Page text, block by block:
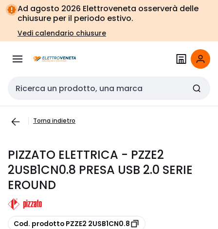
Vai alla
navigazione
Vai
alla
pagina
Ad agosto 2026 Elettroveneta osserverà delle
chiusure per il periodo estivo.
Vedi calendario chiusure
Cerca input
Torna indietro
PIZZATO ELETTRICA - PZZE2
2USB1CN0.8 PRESA USB 2.0 SERIE
EROUND
copia
Cod. prodotto PZZE2 2USB1CN0.8